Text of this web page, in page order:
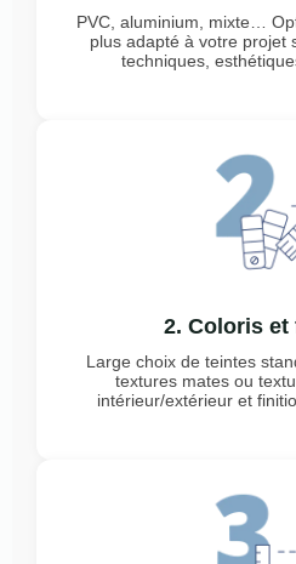
PVC, aluminium, mixte…
plus adapté à votre projet
techniques,
2. Coloris
Large choix de teintes
textures mates ou
intérieur/extérieur et